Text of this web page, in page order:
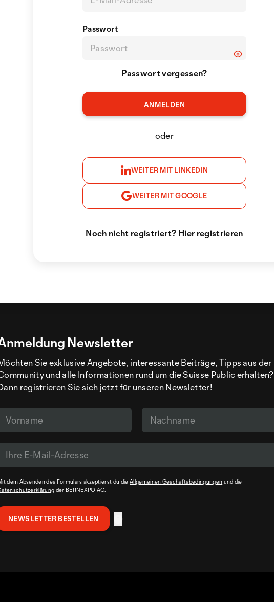
Passwort
Passwort vergessen?
oder
WEITER MIT LINKEDIN
WEITER MIT GOOGLE
Noch nicht registriert? Hier registrieren
Newsletter
Sie exklusive Angebote, interessante Beiträge, Tipps aus der
und alle Informationen rund um die Suisse Public erhalten?
registrieren Sie sich jetzt für unseren Newsletter!
dem Absenden des Formulars akzeptierst du die Allgemeinen Geschäftsbedingungen und die
der BERNEXPO AG.